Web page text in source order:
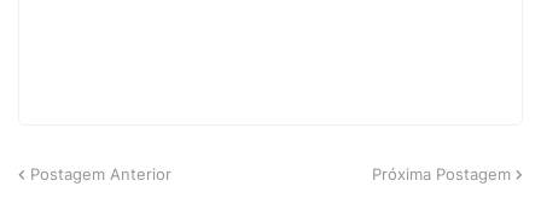
Postagem Anterior Próxima Postagem